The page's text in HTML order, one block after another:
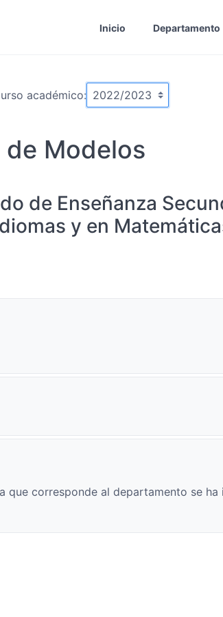
Inicio Departamento
académico:
Modelos
de Enseñanza
y en
que corresponde al departamento se